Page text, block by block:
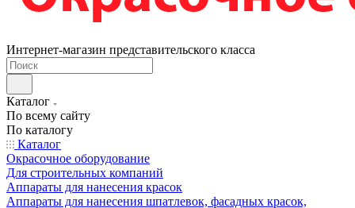
Интернет-магазин представительского класса
Каталог
По всему сайту
По каталогу
Каталог
Окрасочное оборудование
Для строительных компаний
Аппараты для нанесения красок
Аппараты для нанесения шпатлевок, фасадных красок,